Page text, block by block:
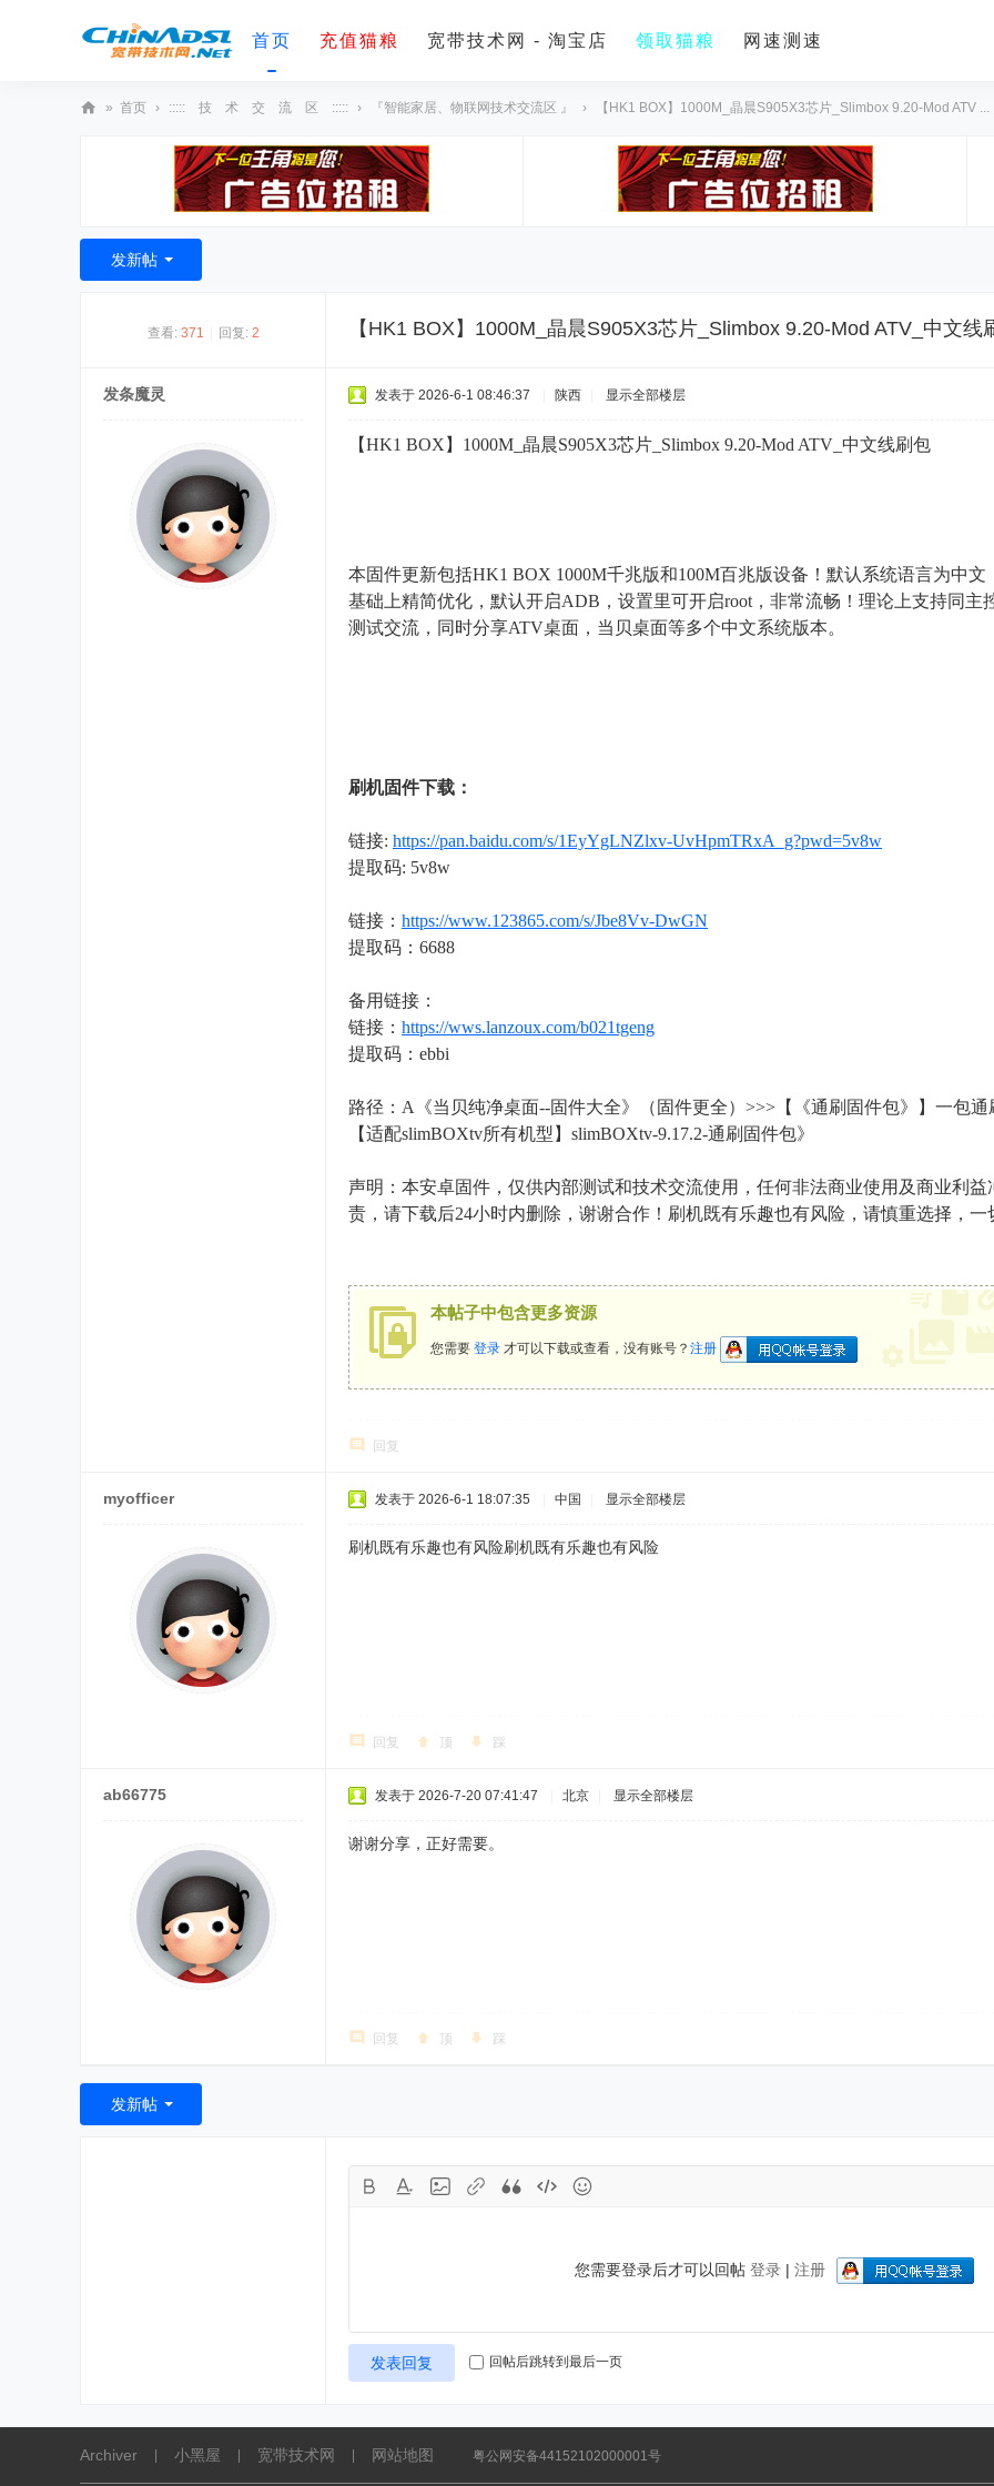
首页 充值猫粮 宽带技术网 - 淘宝店 领取猫粮 网速测速
术
» 首页 › ::::: 技 术 交 流 区 ::::: › 『智能家居、物联网技术交流区 』 › 【HK1 BOX】1000M_晶晨S905X3芯片_Slimbox 9.20-Mod ATV ...
发新帖
查看: 371 回复: 2 【HK1 BOX】1000M_晶晨S905X3芯片_Slimbox 9.20-Mod ATV_中文线
发条魔灵 发表于 2026-6-1 08:46:37 陕西 显示全部楼层
【HK1 BOX】1000M_晶晨S905X3芯片_Slimbox 9.20-Mod ATV_中文线刷包
本固件更新包括HK1 BOX 1000M千兆版和100M百兆版设备！默认系统语言为中文
基础上精简优化，默认开启ADB，设置里可开启root，非常流畅！理论上支持同
测试交流，同时分享ATV桌面，当贝桌面等多个中文系统版本。
刷机固件下载：
链接: https://pan.baidu.com/s/1EyYgLNZlxv-UvHpmTRxA_g?pwd=5v8w
提取码: 5v8w
链接： https://www.123865.com/s/Jbe8Vv-DwGN
提取码：6688
备用链接：
链接： https://wws.lanzoux.com/b021tgeng
提取码：ebbi
路径：A《当贝纯净桌面--固件大全》（固件更全）>>>【《通刷固件包》】一包
【适配slimBOXtv所有机型】slimBOXtv-9.17.2-通刷固件包》
声明：本安卓固件，仅供内部测试和技术交流使用，任何非法商业使用及商业利
责，请下载后24小时内删除，谢谢合作！刷机既有乐趣也有风险，请慎重选择，
本帖子中包含更多资源
您需要 登录 才可以下载或查看，没有账号？ 注册
回复
myofficer 发表于 2026-6-1 18:07:35 中国 显示全部楼层
刷机既有乐趣也有风险刷机既有乐趣也有风险
回复 顶 踩
ab66775 发表于 2026-7-20 07:41:47 北京 显示全部楼层
谢谢分享，正好需要。
回复 顶 踩
发新帖
您需要登录后才可以回帖 登录| 注册
发表回复 回帖后跳转到最后一页
Archiver 小黑屋 宽带技术网 网站地图 粤公网安备44152102000001号